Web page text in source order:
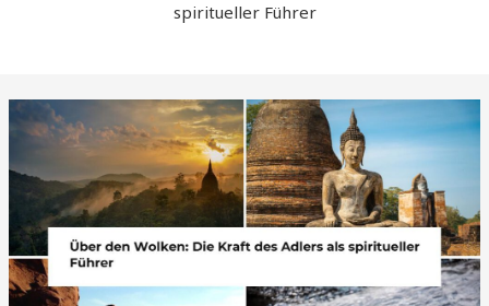
spiritueller Führer